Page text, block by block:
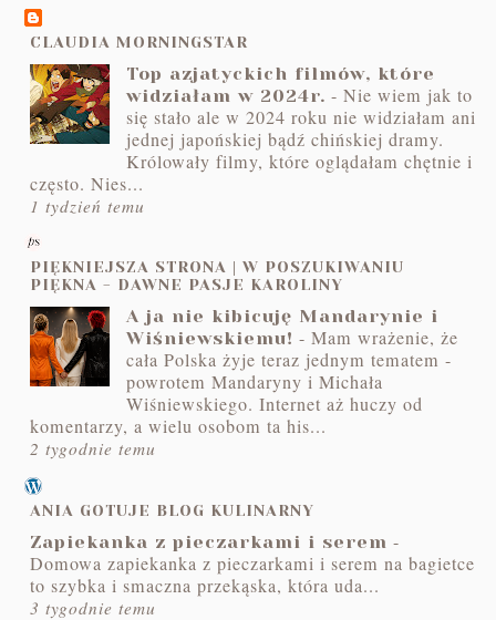
CLAUDIA MORNINGSTAR
Top azjatyckich filmów, które
widziałam w 2024r. -Nie wiem jak to
się stało ale w 2024 roku nie widziałam ani
jednej japońskiej bądź chińskiej dramy.
Królowały filmy, które oglądałam chętnie i
często. Nies...
1 tydzień temu
PIĘKNIEJSZA STRONA | W POSZUKIWANIU
PIĘKNA - DAWNE PASJE KAROLINY
A ja nie kibicuję Mandarynie i
Wiśniewskiemu! -Mam wrażenie, że
cała Polska żyje teraz jednym tematem -
powrotem Mandaryny i Michała
Wiśniewskiego. Internet aż huczy od
komentarzy, a wielu osobom ta his...
2 tygodnie temu
ANIA GOTUJE BLOG KULINARNY
Zapiekanka z pieczarkami i serem -
Domowa zapiekanka z pieczarkami i serem na bagietce
to szybka i smaczna przekąska, która uda...
3 tygodnie temu